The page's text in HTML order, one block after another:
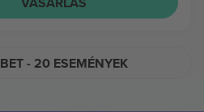
- 20 ESEMÉNYEK